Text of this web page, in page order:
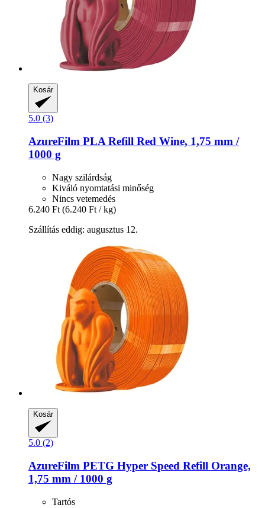
Kosár
5.0 (3)
AzureFilm PLA Refill Red Wine, 1,75 mm /
1000 g
Nagy szilárdság
Kiváló nyomtatási minőség
Nincs vetemedés
6.240 Ft (6.240 Ft / kg)
Szállítás eddig: augusztus 12.
Kosár
5.0 (2)
AzureFilm PETG Hyper Speed Refill Orange,
1,75 mm / 1000 g
Tartós